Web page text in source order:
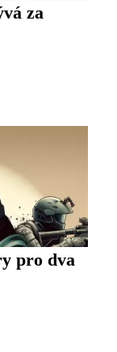
za
pro dva